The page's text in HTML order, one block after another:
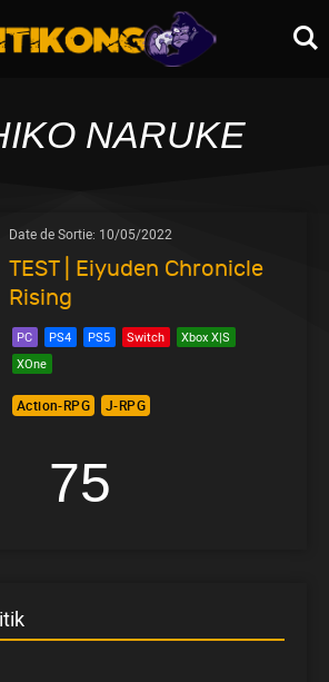
NARUKE
Date de Sortie: 10/05/2022
TEST | Eiyuden Chronicle
Rising
PC PS4 PS5 Switch
Xbox X|S
XOne
Action-RPG J-RPG
75